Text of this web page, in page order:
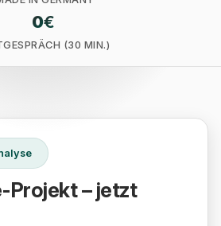
0€
(30 MIN.)
Projekt – jetzt